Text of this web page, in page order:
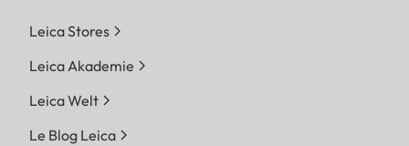
Leica Stores
Leica Akademie
Leica Welt
Le Blog Leica